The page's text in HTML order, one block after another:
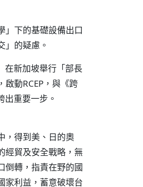
」下的基礎設備出口
」的疑慮。
在新加坡舉行「部長
動RCEP，與《跨
重要一步。
，得到美、日的奧
經貿及安全戰略，無
倒轉，指責在野的國
家利益，蓄意破壞台